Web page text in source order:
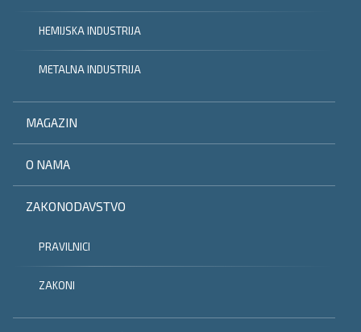
HEMIJSKA INDUSTRIJA
METALNA INDUSTRIJA
MAGAZIN
O NAMA
ZAKONODAVSTVO
PRAVILNICI
ZAKONI